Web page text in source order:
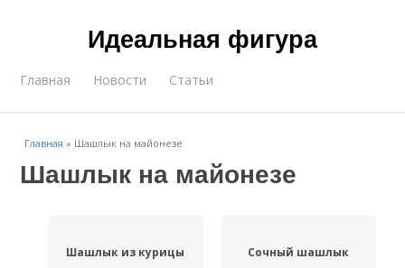
Идеальная фигура
Главная Новости Статьи
Главная » Шашлык на майонезе
Шашлык на майонезе
Шашлык из курицы Сочный шашлык